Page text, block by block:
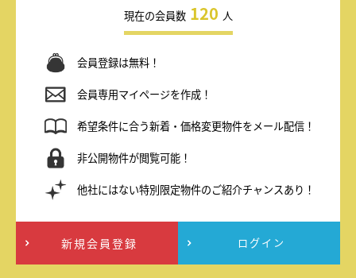
現在の会員数 120 人
会員登録は無料！
会員専用マイページを作成！
希望条件に合う新着・価格変更物件をメール配信！
非公開物件が閲覧可能！
他社にはない特別限定物件のご紹介チャンスあり！
新規会員登録 ログイン